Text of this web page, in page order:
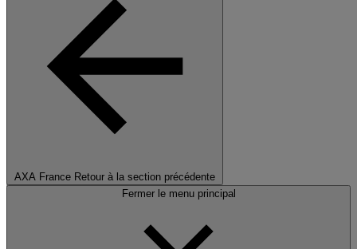
AXA France Retour à la section précédente
Fermer le menu principal